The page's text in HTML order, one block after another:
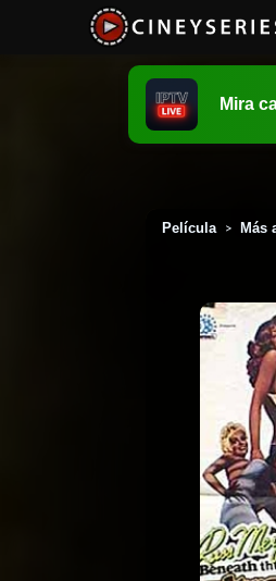
Mira
Película > Más